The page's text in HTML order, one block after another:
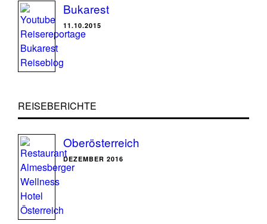
Bukarest
11.10.2015
REISEBERICHTE
Oberösterreich
DEZEMBER 2016